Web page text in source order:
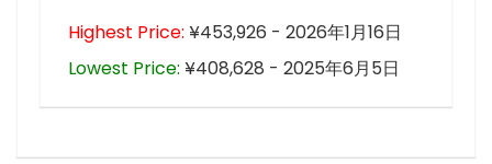
Highest Price: ¥453,926 - 2026年1月16日
Lowest Price: ¥408,628 - 2025年6月5日